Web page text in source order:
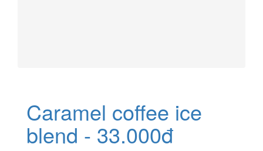
Caramel coffee ice
blend - 33.000đ